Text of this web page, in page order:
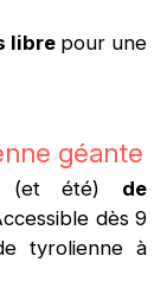
libre pour une
géante
(et été) de
dès 9
tyrolienne à